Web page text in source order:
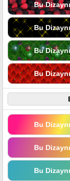
Bu
Bu
Bu
Bu
Bu
Bu
Bu